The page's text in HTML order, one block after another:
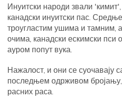
Инуитски народи звали
канадски инуитски пас.
троугластим ушима и тамним,
очима, канадски ескимски
ауром попут вука.
Нажалост, и они се суочавају
последњем одрживом
расних раса.